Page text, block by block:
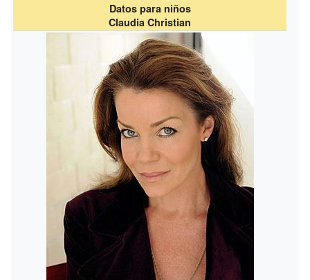
Datos para niños
Claudia Christian